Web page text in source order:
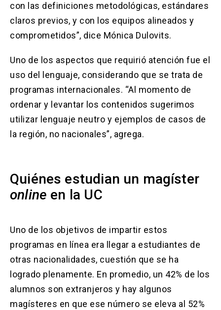
con las definiciones metodológicas, estándares
claros previos, y con los equipos alineados y
comprometidos”, dice Mónica Dulovits.
Uno de los aspectos que requirió atención fue el
uso del lenguaje, considerando que se trata de
programas internacionales. “Al momento de
ordenar y levantar los contenidos sugerimos
utilizar lenguaje neutro y ejemplos de casos de
la región, no nacionales”, agrega.
Quiénes estudian un magíster
online en la UC
Uno de los objetivos de impartir estos
programas en línea era llegar a estudiantes de
otras nacionalidades, cuestión que se ha
logrado plenamente. En promedio, un 42% de los
alumnos son extranjeros y hay algunos
magísteres en que ese número se eleva al 52%